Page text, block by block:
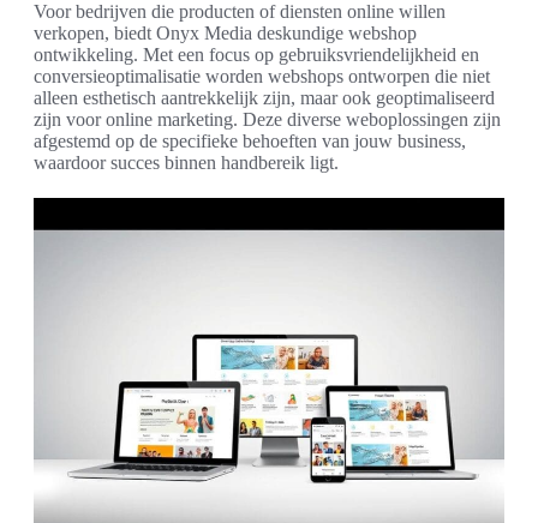
Voor bedrijven die producten of diensten online willen
verkopen, biedt Onyx Media deskundige webshop
ontwikkeling. Met een focus op gebruiksvriendelijkheid en
conversieoptimalisatie worden webshops ontworpen die niet
alleen esthetisch aantrekkelijk zijn, maar ook geoptimaliseerd
zijn voor online marketing. Deze diverse weboplossingen zijn
afgestemd op de specifieke behoeften van jouw business,
waardoor succes binnen handbereik ligt.